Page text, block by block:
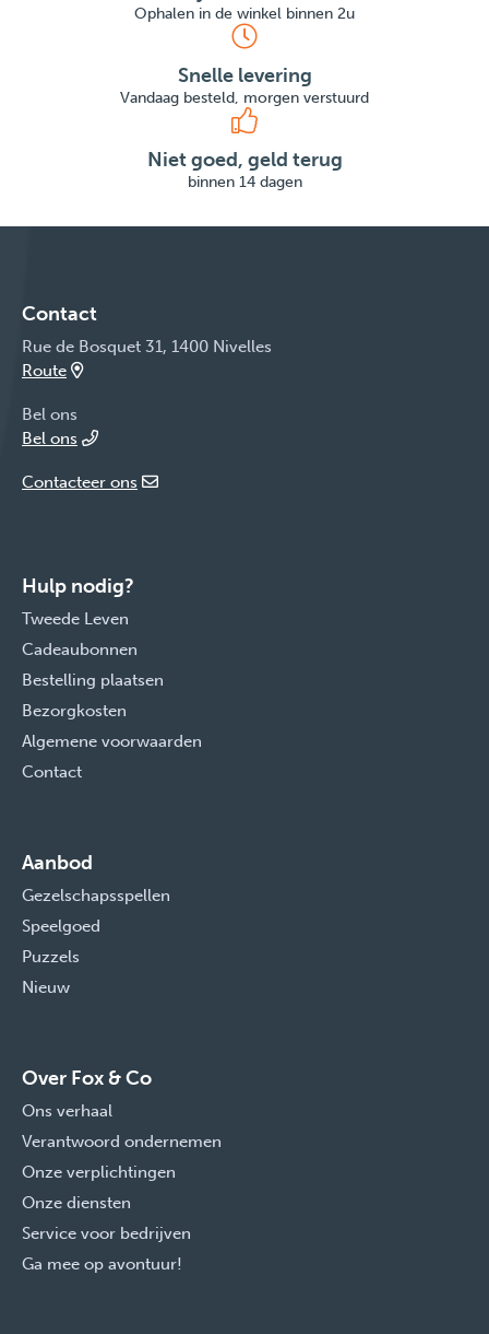
Ophalen in de winkel binnen 2u
Snelle levering
Vandaag besteld, morgen verstuurd
Niet goed, geld terug
binnen 14 dagen
Contact
Rue de Bosquet 31, 1400 Nivelles
Route
Bel ons
Bel ons
Contacteer ons
Hulp nodig?
Tweede Leven
Cadeaubonnen
Bestelling plaatsen
Bezorgkosten
Algemene voorwaarden
Contact
Aanbod
Gezelschapsspellen
Speelgoed
Puzzels
Nieuw
Over Fox & Co
Ons verhaal
Verantwoord ondernemen
Onze verplichtingen
Onze diensten
Service voor bedrijven
Ga mee op avontuur!